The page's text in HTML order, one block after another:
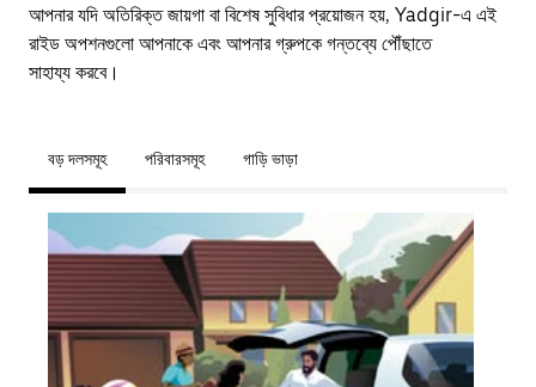
আপনার যদি অতিরিক্ত জায়গা বা বিশেষ সুবিধার প্রয়োজন হয়, Yadgir-এ এই
রাইড অপশনগুলো আপনাকে এবং আপনার গ্রুপকে গন্তব্যে পৌঁছাতে
সাহায্য করবে।
বড় দলসমূহ পরিবারসমূহ গাড়ি ভাড়া